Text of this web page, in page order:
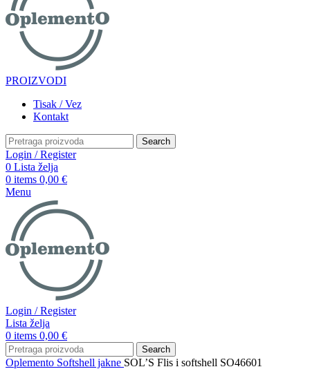
PROIZVODI
Tisak / Vez
Kontakt
Search
Login / Register
0 Lista želja
0 items 0,00 €
Menu
Login / Register
Lista želja
0 items 0,00 €
Search
Oplemento Softshell jakne SOL’S Flis i softshell SO46601